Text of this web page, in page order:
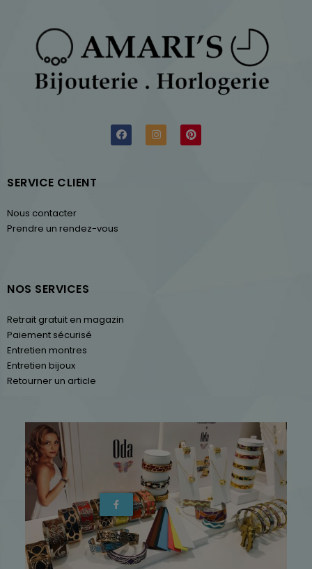
SERVICE CLIENT
Nous contacter
Prendre un rendez-vous
NOS SERVICES
Retrait gratuit en magazin
Paiement sécurisé
Entretien montres
Entretien bijoux
Retourner un article